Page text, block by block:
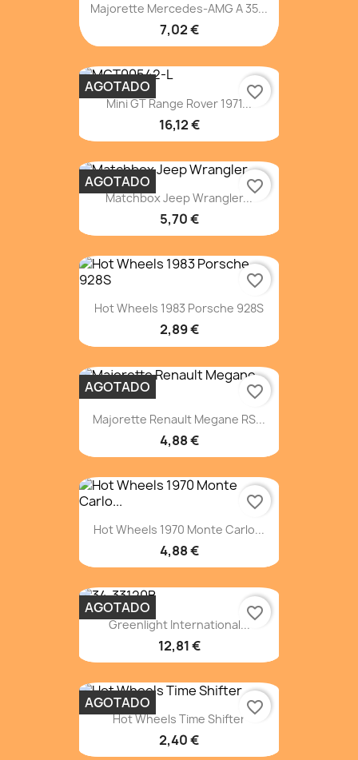
Majorette Mercedes-AMG A 35...
7,02 €
Mini GT Range Rover 1971...
16,12 €
AGOTADO favorite_border
Matchbox Jeep Wrangler...
5,70 €
AGOTADO favorite_border
Hot Wheels 1983 Porsche 928S
2,89 €
favorite_border
Majorette Renault Megane RS...
4,88 €
AGOTADO favorite_border
Hot Wheels 1970 Monte Carlo...
4,88 €
favorite_border
Greenlight International...
12,81 €
AGOTADO favorite_border
Hot Wheels Time Shifter
2,40 €
AGOTADO favorite_border